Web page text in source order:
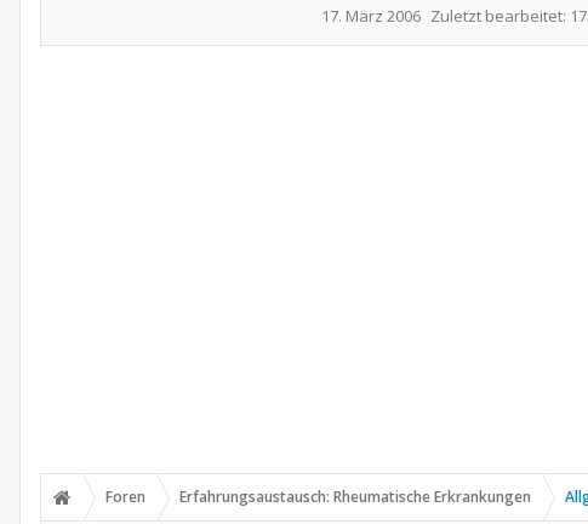
17. März 2006 Zuletzt bearbeitet:
Foren Erfahrungsaustausch: Rheumatische Erkrankungen